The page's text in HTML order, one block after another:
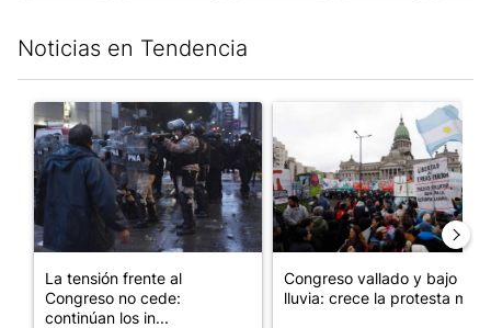
Noticias en Tendencia
Un artículo de tendencia con el título "La tensión frente al
La tensión frente al
Congreso no cede:
continúan los in...
Un artículo de tendencia
Congreso vallado y bajo la
lluvia: crece la protesta mi...